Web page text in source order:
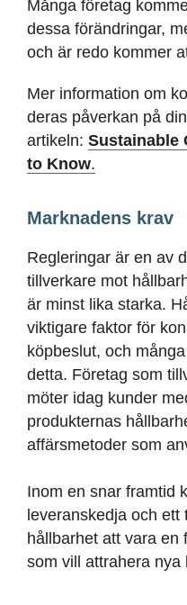
Många företag
dessa förändringar,
och är redo kommer
Mer information om
deras påverkan på
artikeln: Sustainable
to Know.
Marknadens krav
Regleringar är en av
tillverkare mot
är minst lika starka.
viktigare faktor för
köpbeslut, och
detta. Företag som
möter idag kunder
produkternas
affärsmetoder som
Inom en snar framtid
leveranskedja och
hållbarhet att vara en
som vill attrahera nya